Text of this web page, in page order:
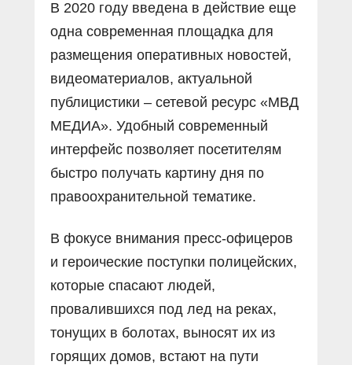
В 2020 году введена в действие еще
одна современная площадка для
размещения оперативных новостей,
видеоматериалов, актуальной
публицистики – сетевой ресурс «МВД
МЕДИА». Удобный современный
интерфейс позволяет посетителям
быстро получать картину дня по
правоохранительной тематике.
В фокусе внимания пресс-офицеров
и героические поступки полицейских,
которые спасают людей,
провалившихся под лед на реках,
тонущих в болотах, выносят их из
горящих домов, встают на пути